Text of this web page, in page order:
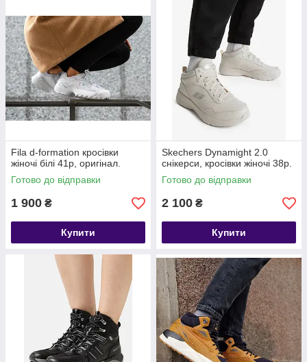
Fila d-formation кросівки
жіночі білі 41р, оригінал.
Готово до відправки
1 900 ₴
Купити
Skechers Dynamight 2.0
снікерси, кросівки жіночі 38р.
Готово до відправки
2 100 ₴
Купити